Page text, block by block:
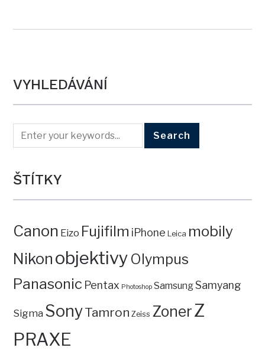
VYHLEDÁVÁNÍ
ŠTÍTKY
Canon Eizo Fujifilm iPhone Leica mobily
Nikon objektivy Olympus
Panasonic Pentax Photoshop SamsungSamyang
Sigma SonyTamron Zeiss ZonerZ
PRAXE